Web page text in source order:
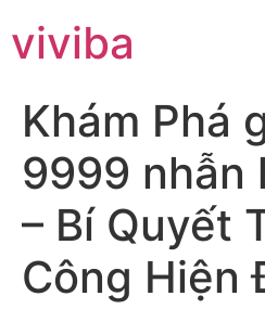
viviba
Khám Phá
9999 nhẫn
– Bí Quyết
Công Hiện